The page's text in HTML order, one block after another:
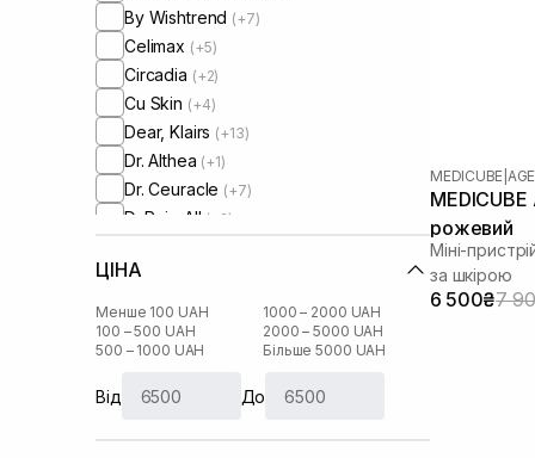
By Wishtrend (+7)
Celimax (+5)
Circadia (+2)
Cu Skin (+4)
Dear, Klairs (+13)
Dr. Althea (+1)
Dr. Ceuracle (+7)
Dr.Reju-All (+2)
Hugs
HydroPeptide (+10)
I'm From(+13)
IS Clinical (+3)
Image Skincare(+1)
Lalarecipe
ЦІНА
Менше 100 UAH
100 – 500 UAH
500 – 1000 UAH
1000 – 2000 UAH
2000 – 5000 UAH
Більше 5000 UAH
Від До
MEDICUBE
рожевий
Міні-
за шкірою
6 500₴7